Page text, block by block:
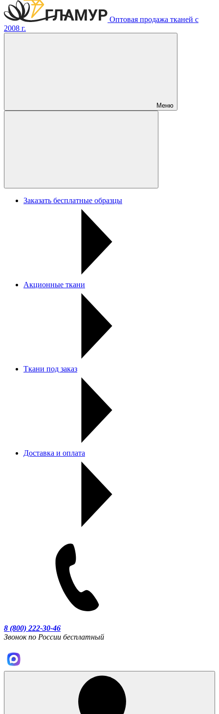
Оптовая продажа тканей с
2008 г.
Меню
Заказать бесплатные образцы
Акционные ткани
Ткани под заказ
Доставка и оплата
8 (800) 222-30-46
Звонок по России бесплатный